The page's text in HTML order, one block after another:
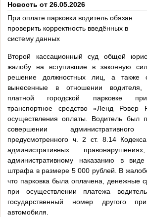
Новость от 26.05.2026
При оплате парковки водитель обязан
проверить корректность введённых в
систему данных
Второй кассационный суд общей
жалобу на вступившие в законную
решение должностных лиц, а также
вынесенные в отношении водителя,
платной городской парковке
транспортное средство «Ленд Ровер
осуществления оплаты. Водитель был
совершении административного
предусмотренного ч. 2 ст. 8.14
административных
административному наказанию в виде
штрафа в размере 5 000 рублей. В
что парковка была оплачена, денежные
при осуществлении платежа
государственный номер другого
автомобиля.